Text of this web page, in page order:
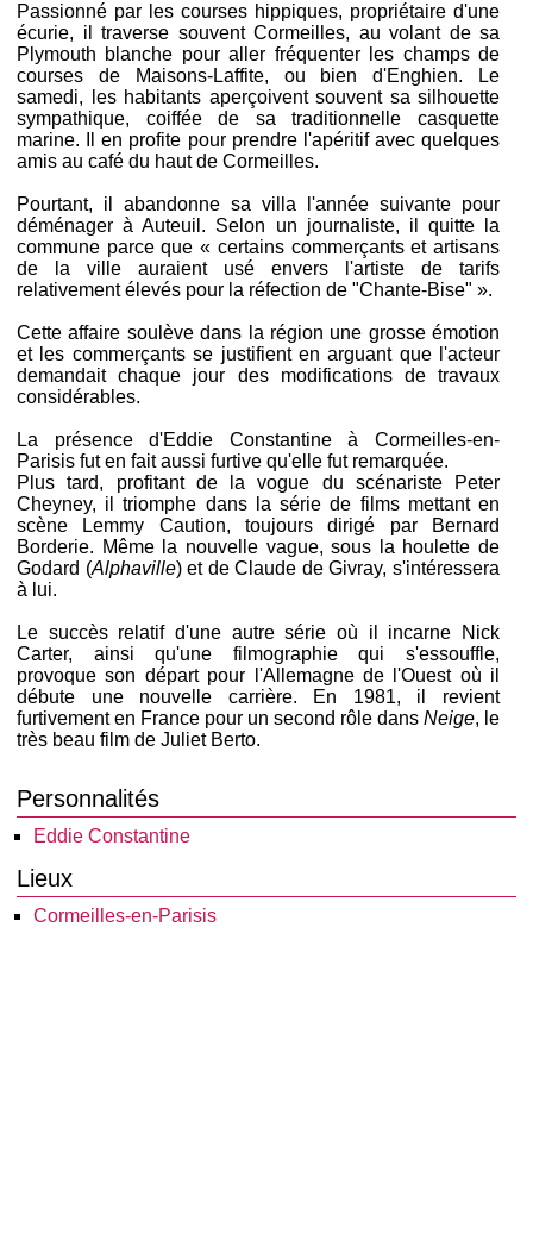
Passionné par les courses hippiques, propriétaire d'une
écurie, il traverse souvent Cormeilles, au volant de sa
Plymouth blanche pour aller fréquenter les champs de
courses de Maisons-Laffite, ou bien d'Enghien. Le
samedi, les habitants aperçoivent souvent sa silhouette
sympathique, coiffée de sa traditionnelle casquette
marine. Il en profite pour prendre l'apéritif avec quelques
amis au café du haut de Cormeilles.
Pourtant, il abandonne sa villa l'année suivante pour
déménager à Auteuil. Selon un journaliste, il quitte la
commune parce que « certains commerçants et artisans
de la ville auraient usé envers l'artiste de tarifs
relativement élevés pour la réfection de "Chante-Bise" ».
Cette affaire soulève dans la région une grosse émotion
et les commerçants se justifient en arguant que l'acteur
demandait chaque jour des modifications de travaux
considérables.
La présence d'Eddie Constantine à Cormeilles-en-
Parisis fut en fait aussi furtive qu'elle fut remarquée.
Plus tard, profitant de la vogue du scénariste Peter
Cheyney, il triomphe dans la série de films mettant en
scène Lemmy Caution, toujours dirigé par Bernard
Borderie. Même la nouvelle vague, sous la houlette de
Godard (Alphaville) et de Claude de Givray, s'intéressera
à lui.
Le succès relatif d'une autre série où il incarne Nick
Carter, ainsi qu'une filmographie qui s'essouffle,
provoque son départ pour l'Allemagne de l'Ouest où il
débute une nouvelle carrière. En 1981, il revient
furtivement en France pour un second rôle dans Neige, le
très beau film de Juliet Berto.
Personnalités
Eddie Constantine
Lieux
Cormeilles-en-Parisis